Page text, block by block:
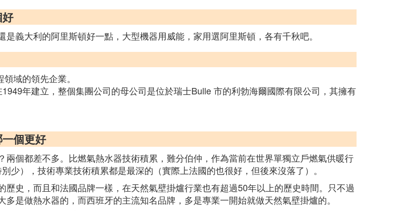
義大利的阿里斯頓好一點，大型機器用威能，家用選阿里斯頓，各有千秋吧。
域的領先企業。
年建立，整個集團公司的母公司是位於瑞士Bulle 市的利勃海爾國際有限公司，其擁有
個更好
個都差不多。比燃氣熱水器技術積累，難分伯仲，作為當前在世界單獨立戶燃氣供暖行
少），技術專業技術積累都是最深的（實際上法國的也很好，但後來沒落了）。
史，而且和法國品牌一樣，在天然氣壁掛爐行業也有超過50年以上的歷史時間。只不過
是做熱水器的，而西班牙的主流知名品牌，多是專業一開始就做天然氣壁掛爐的。